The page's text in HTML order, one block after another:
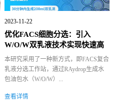
2023-11-22
优化FACS细胞分选：引入
W/O/W双乳液技术实现快速高
效细胞分...
本研究采用了一种新方式，即FACS复合
乳液分选工作站，通过RAydrop生成水
包油包水（W/O/W）...
查看详情